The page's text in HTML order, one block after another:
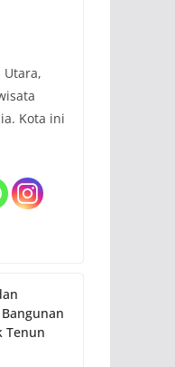
Utara,
Kota ini
Tenun